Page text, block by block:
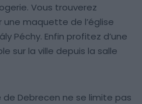
Vous trouverez
maquette de l’église
Péchy. Enfin profitez d’une
sur la ville depuis la salle
Debrecen ne se limite pas